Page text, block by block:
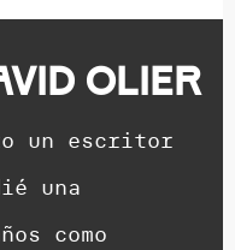
Olier
un escritor
una
como